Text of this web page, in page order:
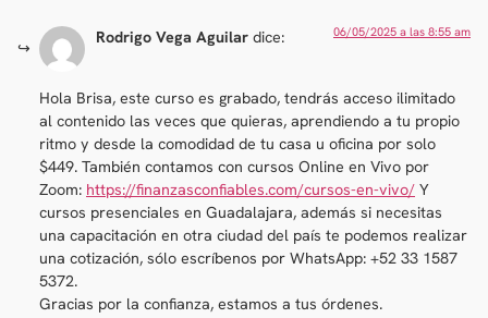
Rodrigo Vega Aguilar dice: 06/05/2025 a las 8:55 am
Hola Brisa, este curso es grabado, tendrás acceso ilimitado
al contenido las veces que quieras, aprendiendo a tu propio
ritmo y desde la comodidad de tu casa u oficina por solo
$449. También contamos con cursos Online en Vivo por
Zoom: https://finanzasconfiables.com/cursos-en-vivo/ Y
cursos presenciales en Guadalajara, además si necesitas
una capacitación en otra ciudad del país te podemos realizar
una cotización, sólo escríbenos por WhatsApp: +52 33 1587
5372.
Gracias por la confianza, estamos a tus órdenes.